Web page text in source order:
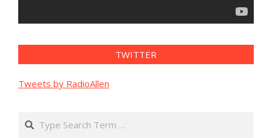
TWITTER
Tweets by RadioAllen
Search